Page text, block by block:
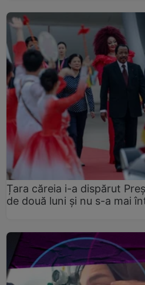
Țara căreia i-a dispărut
de două luni și nu s-a mai